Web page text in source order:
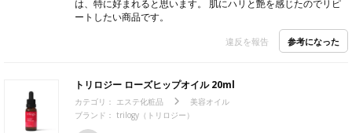
は、特に好まれると思います。 肌にハリと艶を感じたのでリピ
ートしたい商品です。
違反を報告 参考になった
トリロジー ローズヒップオイル 20ml
カテゴリ： エステ化粧品
美容オイル
ブランド： trilogy（トリロジー）